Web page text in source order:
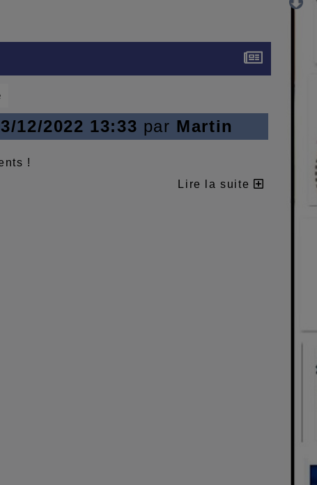
12/2022 13:33 par Martin
!
Lire la suite